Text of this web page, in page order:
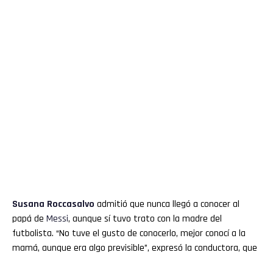
Susana Roccasalvo admitió que nunca llegó a conocer al
papá de Messi, aunque sí tuvo trato con la madre del
futbolista. “No tuve el gusto de conocerlo, mejor conocí a la
mamá, aunque era algo previsible”, expresó la conductora, que